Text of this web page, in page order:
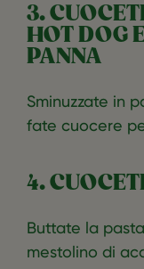
3.
HOT DOG
PANNA
Sminuzzate in
fate cuocere
4.
Buttate la
mestolino di